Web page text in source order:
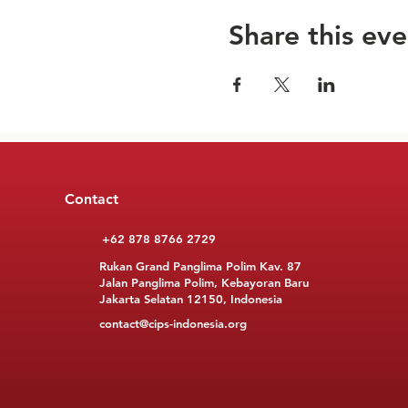
Share this
Contact
+62 878 8766 2729
Rukan Grand Panglima Polim Kav. 87
Jalan Panglima Polim, Kebayoran Baru
Jakarta Selatan 12150, Indonesia
contact@cips-indonesia.org